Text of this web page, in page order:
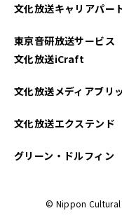
文化放送キャリアパー
東京音研放送サービス
文化放送iCraft
文化放送メディアブリ
文化放送エクステンド
グリーン・ドルフィン
© Nippon Cultural